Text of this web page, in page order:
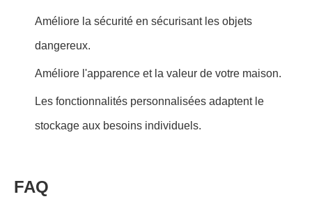
Améliore la sécurité en sécurisant les objets
dangereux.
Améliore l'apparence et la valeur de votre maison.
Les fonctionnalités personnalisées adaptent le
stockage aux besoins individuels.
FAQ